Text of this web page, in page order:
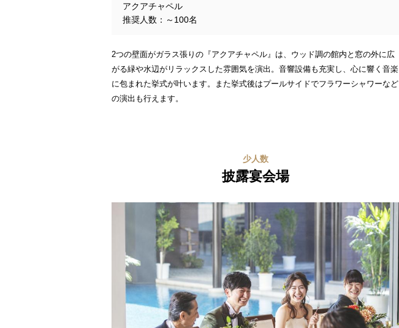
アクアチャペル
推奨人数：～100名
2つの壁面がガラス張りの『アクアチャペル』は、ウッド調の館内と窓の外に広
がる緑や水辺がリラックスした雰囲気を演出。音響設備も充実し、心に響く音楽
に包まれた挙式が叶います。また挙式後はプールサイドでフラワーシャワーなど
の演出も行えます。
少人数
披露宴会場